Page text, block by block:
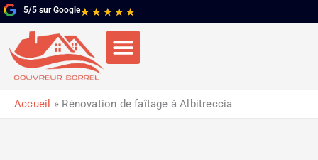
Aller
au
contenu
5/5 sur Google★ ★ ★ ★ ★Noté
5
5
Accueil Rénovation de faîtage à Albitreccia